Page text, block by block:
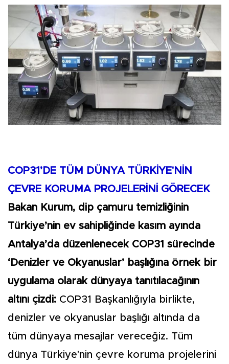
COP31’DE TÜM DÜNYA TÜRKİYE'NİN
ÇEVRE KORUMA PROJELERİNİ GÖRECEK
Bakan Kurum, dip çamuru temizliğinin
Türkiye’nin ev sahipliğinde kasım ayında
Antalya’da düzenlenecek COP31 sürecinde
‘Denizler ve Okyanuslar’ başlığına örnek bir
uygulama olarak dünyaya tanıtılacağının
altını çizdi: COP31 Başkanlığıyla birlikte,
denizler ve okyanuslar başlığı altında da
tüm dünyaya mesajlar vereceğiz. Tüm
dünya Türkiye'nin çevre koruma projelerini